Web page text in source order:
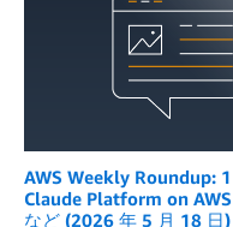
AWS Weekly Roundup:
Claude Platform on
など (2026 年 5 月 18 日)